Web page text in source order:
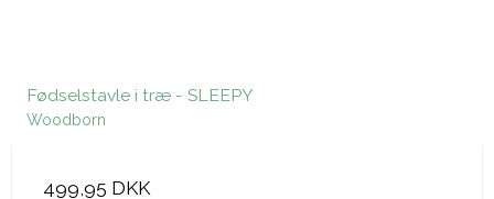
Fødselstavle i træ - SLEEPY
Woodborn
499,95 DKK